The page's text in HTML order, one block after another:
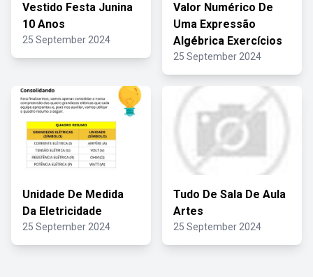
Vestido Festa Junina
10 Anos
25 September 2024
Valor Numérico De
Uma Expressão
Algébrica Exercícios
25 September 2024
Unidade De Medida
Da Eletricidade
25 September 2024
Tudo De Sala De Aula
Artes
25 September 2024